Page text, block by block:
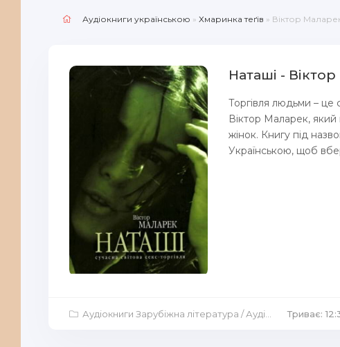
Аудіокниги українською » Хмаринка теґів » Віктор
Наташі -
Торгівля людьми – це
Віктор Маларек, який
жiнок. Книгу під
Українською, щоб
Аудіокниги Зарубіжна література /Аудіокниги Драми /
Триває: